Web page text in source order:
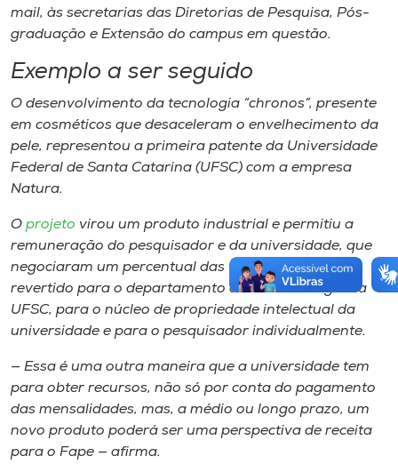
mail, às secretarias das Diretorias de Pesquisa, Pós-
graduação e Extensão do campus em questão.
Exemplo a ser seguido
O desenvolvimento da tecnologia “chronos”, presente
em cosméticos que desaceleram o envelhecimento da
pele, representou a primeira patente da Universidade
Federal de Santa Catarina (UFSC) com a empresa
Natura.
O projeto virou um produto industrial e permitiu a
remuneração do pesquisador e da universidade, que
negociaram um percentual das vendas do produto,
revertido para o departamento de Farmacologia da
UFSC, para o núcleo de propriedade intelectual da
universidade e para o pesquisador individualmente.
— Essa é uma outra maneira que a universidade tem
para obter recursos, não só por conta do pagamento
das mensalidades, mas, a médio ou longo prazo, um
novo produto poderá ser uma perspectiva de receita
para o Fape — afirma.